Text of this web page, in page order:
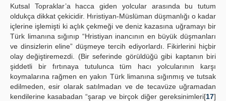
Kutsal Topraklar’a hacca giden yolcular arasında bu tutum
oldukça dikkat çekicidir. Hıristiyan-Müslüman düşmanlığı o kadar
içlerine işlemişti ki açlık çekmeği ve deniz kazasına uğramayı bir
Türk limanına sığınıp “Hristiyan inancının en büyük düşmanları
ve dinsizlerin eline” düşmeye tercih ediyorlardı. Fikirlerini hiçbir
olay değiştiremezdi. (Bir seferinde görüldüğü gibi kaptanın biri
şiddetli bir fırtınaya tutulunca tüm hacı yolcularının karşı
koymalarına rağmen en yakın Türk limanına sığınmış ve tutsak
edilmeden, esir olarak satılmadan ve de tecavüze uğramadan
kendilerine kasabadan “şarap ve birçok diğer gereksinimleri[17]